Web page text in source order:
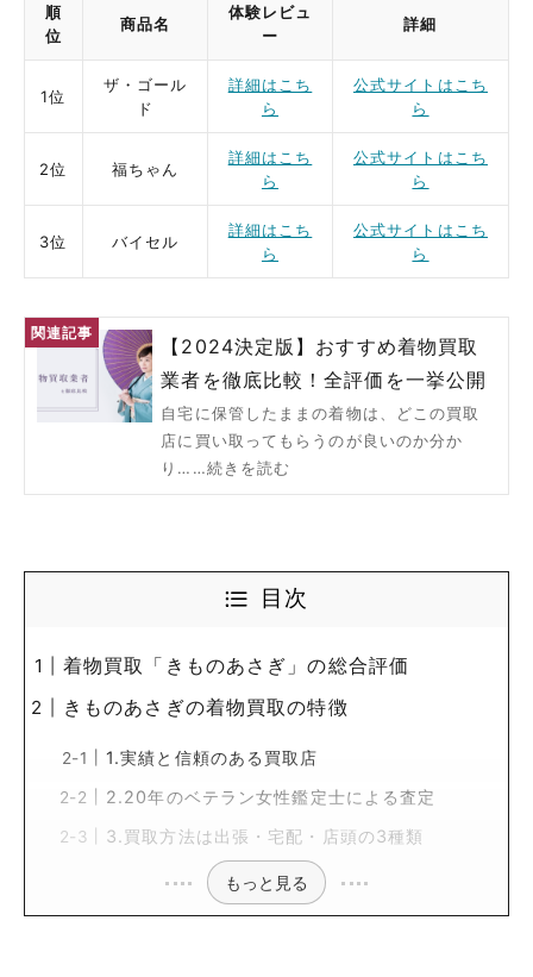
順
位
商品名
体験レビュ
ー
詳細
1位
ザ・ゴール
ド
詳細はこち
ら
公式サイトはこち
ら
2位 福ちゃん
詳細はこち
ら
公式サイトはこち
ら
3位 バイセル
詳細はこち
ら
公式サイトはこち
ら
【2024決定版】おすすめ着物買取
業者を徹底比較！全評価を一挙公開
自宅に保管したままの着物は、どこの買取
店に買い取ってもらうのが良いのか分か
り……続きを読む
目次
着物買取「きものあさぎ」の総合評価
きものあさぎの着物買取の特徴
1.実績と信頼のある買取店
2.20年のベテラン女性鑑定士による査定
3.買取方法は出張・宅配・店頭の3種類
もっと見る